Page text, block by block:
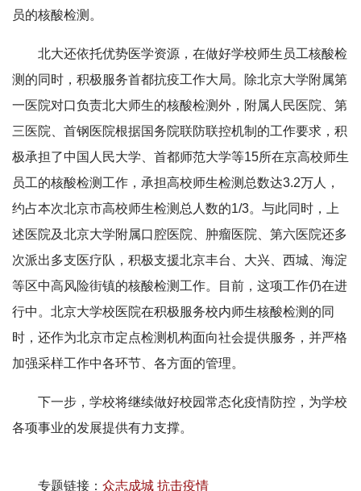
员的核酸检测。
北大还依托优势医学资源，在做好学校师生员工核酸检
测的同时，积极服务首都抗疫工作大局。除北京大学附属第
一医院对口负责北大师生的核酸检测外，附属人民医院、第
三医院、首钢医院根据国务院联防联控机制的工作要求，积
极承担了中国人民大学、首都师范大学等15所在京高校师生
员工的核酸检测工作，承担高校师生检测总数达3.2万人，
约占本次北京市高校师生检测总人数的1/3。与此同时，上
述医院及北京大学附属口腔医院、肿瘤医院、第六医院还多
次派出多支医疗队，积极支援北京丰台、大兴、西城、海淀
等区中高风险街镇的核酸检测工作。目前，这项工作仍在进
行中。北京大学校医院在积极服务校内师生核酸检测的同
时，还作为北京市定点检测机构面向社会提供服务，并严格
加强采样工作中各环节、各方面的管理。
下一步，学校将继续做好校园常态化疫情防控，为学校
各项事业的发展提供有力支撑。
专题链接： 众志成城 抗击疫情